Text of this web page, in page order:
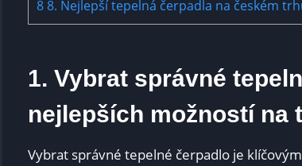
88.‌ Nejlepší tepelná ‍čerpadla na ‍českém
1. Vybrat‍ správné
nejlepších možností na⁢
Vybrat‌ správné tepelné čerpadlo je